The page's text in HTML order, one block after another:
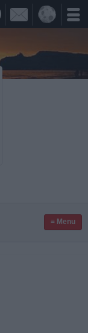

≡ Menu